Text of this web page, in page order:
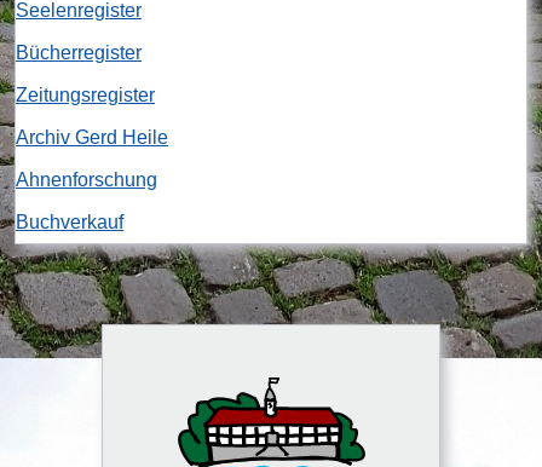
Seelenregister
Bücherregister
Zeitungsregister
Archiv Gerd Heile
Ahnenforschung
Buchverkauf